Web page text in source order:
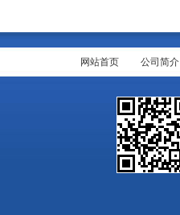
网站首页 公司简介